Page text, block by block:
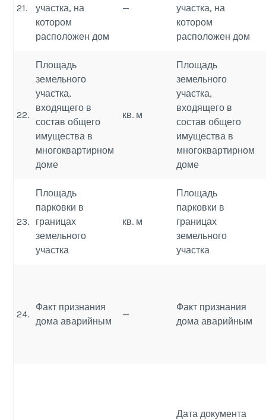
21.
участка, на
котором
расположен дом
—
участка, на
котором
расположен дом
22.
Площадь
земельного
участка,
входящего в
состав общего
имущества в
многоквартирном
доме
кв. м
Площадь
земельного
участка,
входящего в
состав общего
имущества в
многоквартирном
доме
23.
Площадь
парковки в
границах
земельного
участка
кв. м
Площадь
парковки в
границах
земельного
участка
24.
Факт признания
дома аварийным
—
Факт признания
дома аварийным
Дата документа